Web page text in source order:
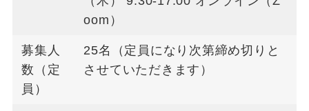
oom）
募集人
数（定
員）
25名（定員になり次第締め切りと
させていただきます）